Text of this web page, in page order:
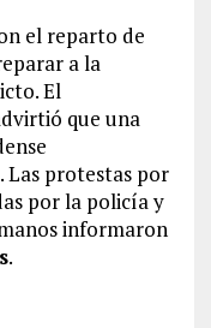
el reparto de
a la
El
que una
Las protestas por
por la policía y
informaron
.